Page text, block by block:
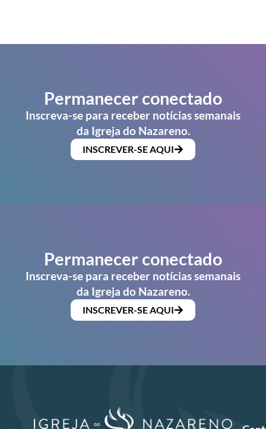
Permanecer conectado
Inscreva-se para receber notícias semanais
da Igreja do Nazareno.
INSCREVER-SE AQUI
Permanecer conectado
Inscreva-se para receber notícias semanais
da Igreja do Nazareno.
INSCREVER-SE AQUI